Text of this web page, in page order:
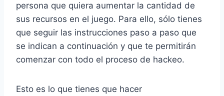
persona que quiera aumentar la cantidad de
sus recursos en el juego. Para ello, sólo tienes
que seguir las instrucciones paso a paso que
se indican a continuación y que te permitirán
comenzar con todo el proceso de hackeo.
Esto es lo que tienes que hacer